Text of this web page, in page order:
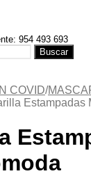
954 493 693
Buscar
COVID/
Estampadas